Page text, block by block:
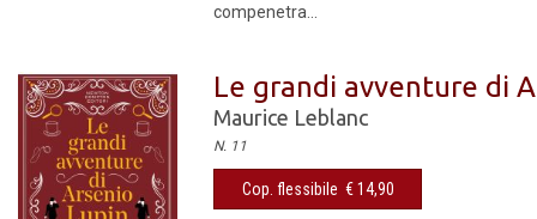
compenetra...
Le grandi avventure di
Maurice Leblanc
N. 11
Cop. flessibile € 14,90